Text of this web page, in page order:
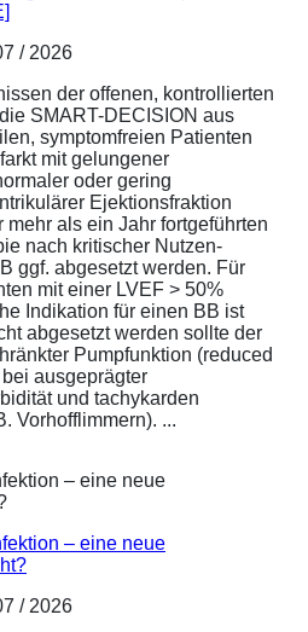
/ 2026
der offenen, kontrollierten
SMART-DECISION aus
symptomfreien Patienten
mit gelungener
oder gering
Ejektionsfraktion
als ein Jahr fortgeführten
nach kritischer Nutzen-
ggf. abgesetzt werden. Für
mit einer LVEF > 50%
Indikation für einen BB ist
abgesetzt werden sollte der
Pumpfunktion (reduced
ausgeprägter
und tachykarden
Vorhofflimmern). ...
– eine neue
/ 2026